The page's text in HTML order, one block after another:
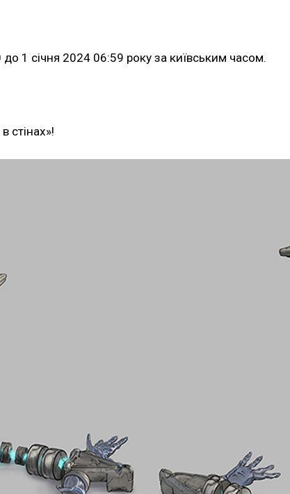
1 січня 2024 06:59 року за київським часом.
стінах»!